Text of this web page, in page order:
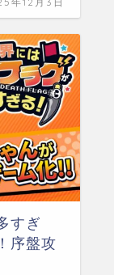
すぎ
序盤攻